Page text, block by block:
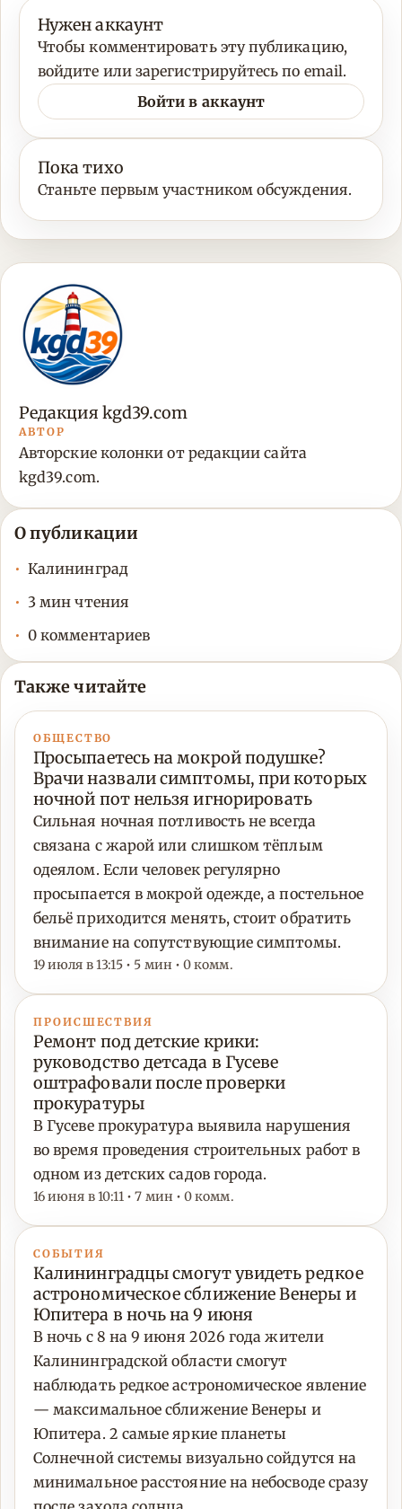
Нужен аккаунт
Чтобы комментировать эту публикацию,
войдите или зарегистрируйтесь по email.
Войти в аккаунт
Пока тихо
Станьте первым участником обсуждения.
Редакция kgd39.com
АВТОР
Авторские колонки от редакции сайта
kgd39.com.
О публикации
Калининград
3 мин чтения
0 комментариев
Также читайте
ОБЩЕСТВО
Просыпаетесь на мокрой подушке?
Врачи назвали симптомы, при которых
ночной пот нельзя игнорировать
Сильная ночная потливость не всегда
связана с жарой или слишком тёплым
одеялом. Если человек регулярно
просыпается в мокрой одежде, а постельное
бельё приходится менять, стоит обратить
внимание на сопутствующие симптомы.
19 июля в 13:15 • 5 мин • 0 комм.
ПРОИСШЕСТВИЯ
Ремонт под детские крики:
руководство детсада в Гусеве
оштрафовали после проверки
прокуратуры
В Гусеве прокуратура выявила нарушения
во время проведения строительных работ в
одном из детских садов города.
16 июня в 10:11 • 7 мин • 0 комм.
СОБЫТИЯ
Калининградцы смогут увидеть редкое
астрономическое сближение Венеры и
Юпитера в ночь на 9 июня
В ночь с 8 на 9 июня 2026 года жители
Калининградской области смогут
наблюдать редкое астрономическое явление
— максимальное сближение Венеры и
Юпитера. 2 самые яркие планеты
Солнечной системы визуально сойдутся на
минимальное расстояние на небосводе сразу